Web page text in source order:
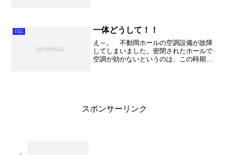
ましたが、とっても素直で、...
日記 一体どうして！！
え～。 不動岡ホールの空調設備が故障
してしまいました。密閉されたホールで
空調が効かないというのは、この時期に
スポンサーリンク